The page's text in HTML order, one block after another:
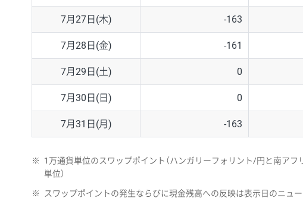
7月27日(木) -163
7月28日(金) -161
7月29日(土) 0
7月30日(日) 0
7月31日(月) -163
※
1万通貨単位のスワップポイント（ハンガリーフォリント/円と南ア
単位）
※ スワップポイントの発生ならびに現金残高への反映は表示日のニュ